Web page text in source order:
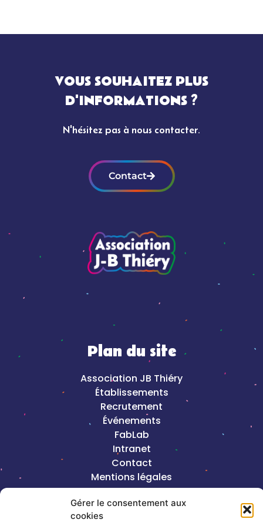
Gérer le consentement aux
cookies
VOUS SOUHAITEZ PLUS
D'INFORMATIONS ?
N'hésitez pas à nous contacter.
Contact
Plan du site
Association JB Thiéry
Établissements
Recrutement
Événements
FabLab
Intranet
Contact
Mentions légales
2023©Copyright J-B Thiéry |
site internet, Keole & Gazoline